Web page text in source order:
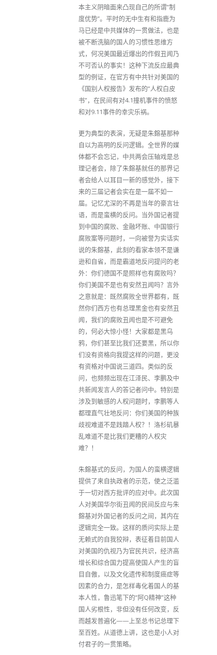
本主义阴暗面来凸现自己的所谓“制
度优势”。平时的无中生有和指鹿为
马已经是中共媒体的一贯做法，也是
被不断洗脑的国人的习惯性思维方
式，何况美国最近爆出的作假丑闻乃
不可否认的事实！这种下流反应最典
型的例证，在官方有中共针对美国的
《国别人权报告》发布的“人权白皮
书”，在民间有对4.1撞机事件的愤怒
和对9.11事件的幸灾乐祸。
更为典型的表演，无疑是朱鎔基那种
自以为高明的反问逻辑。全世界的媒
体都不会忘记，中共两会压轴戏是总
理记者会，除了朱鎔基就任的那界记
者会给人以耳目一新的感觉外，接下
来的三届记者会实在是一届不如一
届。记忆尤深的不再是当年的豪言壮
语，而是蛮横的反问。当外国记者提
到中国的腐败、金融坏账、中国银行
腐败案等问题时，一向被誉为实话实
说的朱鎔基，此刻的看家本领不是谦
逊和自省，而是霸道地反问提问的老
外：你们德国不是照样也有腐败吗？
你们美国不是也有安然丑闻吗？言外
之意就是：既然腐败全世界都有，既
然你们西方也有总理黑金也有安然丑
闻，我们的腐败丑闻也是不可避免
的，何必大惊小怪！大家都是黑乌
鸦，你们甚至比我们还要黑，所以你
们没有资格向我提这样的问题，更没
有资格对中国说三道四。类似的反
问，也频频出现在江泽民、李鹏及中
共新闻发言人的答记者问中。特别是
涉及到敏感的人权问题时，李鹏等人
都理直气壮地反问：你们美国的种族
歧视难道不是践踏人权？！洛杉矶暴
乱难道不是比我们更糟的人权灾
难？！
朱鎔基式的反问，为国人的蛮横逻辑
提供了来自执政者的示范，使之泛滥
于一切对西方批评的应对中。此次国
人对美国华尔街丑闻的民间反应与朱
鎔基对外国记者的反问之间，其内在
逻辑完全一致。这样的质问实际上是
无赖式的自我狡辩，表征着目前国人
对美国的仇视乃为官民共识，经济高
增长和综合国力提高使国人产生的盲
目自傲，以及文化遗传和制度癌症等
因素的合力，是怎样毒化着国人的基
本人性，鲁迅笔下的“阿Q精神”这种
国人劣根性，非但没有任何改变，反
而越发普遍化——上至总书记总理下
至百姓。从道德上讲，这也是小人对
付君子的一贯策略。